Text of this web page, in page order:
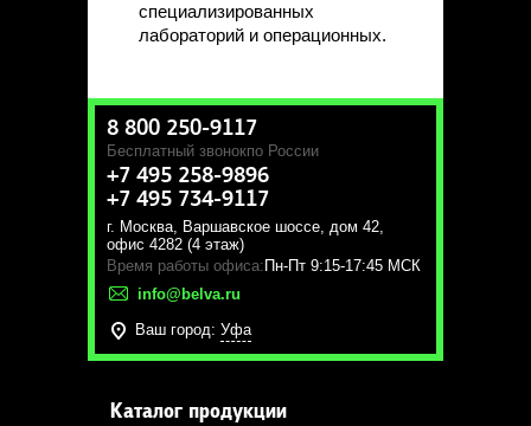
специализированных
лабораторий и операционных.
8 800 250-9117
Бесплатный звонокпо России
+7 495 258-9896
+7 495 734-9117
г. Москва, Варшавское шоссе, дом 42,
офис 4282 (4 этаж)
Время работы офиса: Пн-Пт 9:15-17:45 МСК
info@belva.ru
Ваш город: Уфа
Каталог продукции